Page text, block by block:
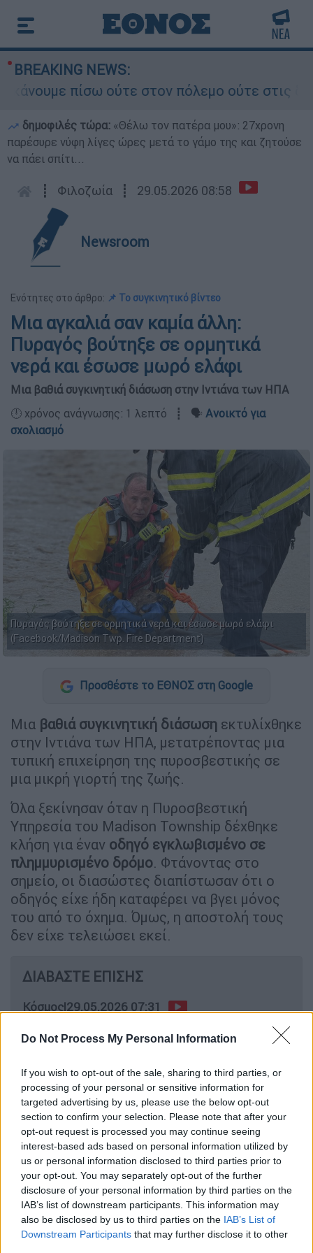
Do Not Process My Personal Information
If you wish to opt-out of the sale, sharing to third parties, or
processing of your personal or sensitive information for
targeted advertising by us, please use the below opt-out
section to confirm your selection. Please note that after your
opt-out request is processed you may continue seeing
interest-based ads based on personal information utilized by
us or personal information disclosed to third parties prior to
your opt-out. You may separately opt-out of the further
disclosure of your personal information by third parties on the
IAB’s list of downstream participants. This information may
also be disclosed by us to third parties on the IAB’s List of
Downstream Participants that may further disclose it to other
BREAKING NEWS:
πίσω ούτε στον πόλεμο ούτε στις
δημοφιλές τώρα: «Θέλω τον πατέρα μου»: 27χρονη
παρέσυρε νύφη λίγες ώρες μετά το γάμο της και ζητούσε
να πάει σπίτι...
┋ Φιλοζωία ┋ 29.05.2026 08:58
Newsroom
Ενότητες στο άρθρο: 📌 Το συγκινητικό βίντεο
Μια αγκαλιά σαν καμία άλλη:
Πυραγός βούτηξε σε ορμητικά
νερά και έσωσε μωρό ελάφι
Μια βαθιά συγκινητική διάσωση στην Ιντιάνα των ΗΠΑ
🕛 χρόνος ανάγνωσης: 1 λεπτό ┋ 🗣️ Ανοικτό για
σχολιασμό
Πυραγός βούτηξε σε ορμητικά νερά και έσωσε μωρό ελάφι
(Facebook/Madison Twp. Fire Department)
Προσθέστε το ΕΘΝΟΣ στη Google
Μια βαθιά συγκινητική διάσωση εκτυλίχθηκε
στην Ιντιάνα των ΗΠΑ, μετατρέποντας μια
τυπική επιχείρηση της πυροσβεστικής σε
μια μικρή γιορτή της ζωής.
Όλα ξεκίνησαν όταν η Πυροσβεστική
Υπηρεσία του Madison Township δέχθηκε
κλήση για έναν οδηγό εγκλωβισμένο σε
πλημμυρισμένο δρόμο. Φτάνοντας στο
σημείο, οι διασώστες διαπίστωσαν ότι ο
οδηγός είχε ήδη καταφέρει να βγει μόνος
του από το όχημα. Όμως, η αποστολή τους
δεν είχε τελειώσει εκεί.
ΔΙΑΒΑΣΤΕ ΕΠΙΣΗΣ
Κόσμος|29.05.2026 07:31
Εξερράγη πύραυλος της Blue Origin
στο Ακρωτήριο Κανάβεραλ:
Μέσα στον θόρυβο των ορμητικών νερών, οι
πυροσβέστες άκουσαν ένααδύναμο κλάμα.
Ήταν έναμωρό ελάφιπου πάλευε αβοήθητο
με τα ρεύματα της πλημμύρας. Χωρίς
δεύτερη σκέψη, ο πυραγός Τζο Σινκλέρ πήρε
την απόφαση να βουτήξει. Με τους
συναδέλφους του να τον κρατούν γερά με